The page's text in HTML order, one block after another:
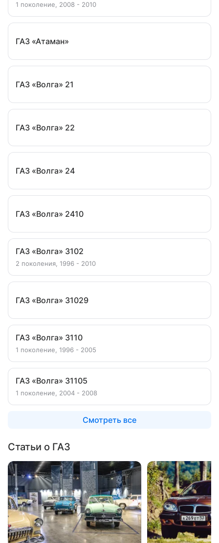
1 поколение, 2008 - 2010
ГАЗ «Атаман»
ГАЗ «Волга» 21
ГАЗ «Волга» 22
ГАЗ «Волга» 24
ГАЗ «Волга» 2410
ГАЗ «Волга» 3102
2 поколения, 1996 - 2010
ГАЗ «Волга» 31029
ГАЗ «Волга» 3110
1 поколение, 1996 - 2005
ГАЗ «Волга» 31105
1 поколение, 2004 - 2008
Смотреть все
Статьи о ГАЗ